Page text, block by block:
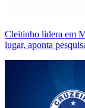
Cleitinho lidera em
lugar, aponta